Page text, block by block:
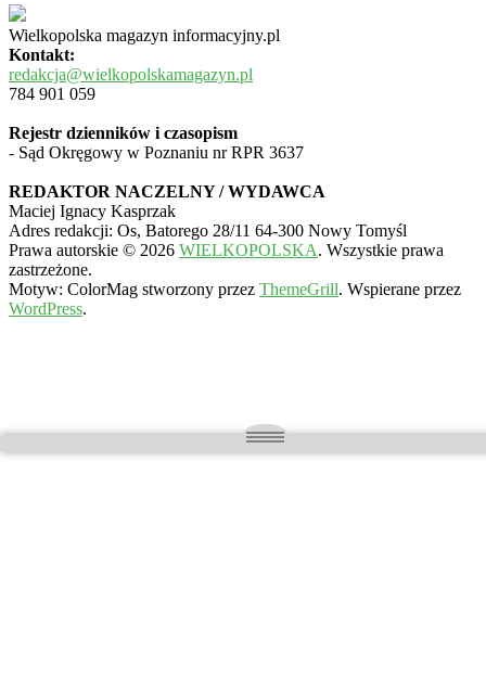
Wielkopolska magazyn informacyjny.pl
Kontakt:
redakcja@wielkopolskamagazyn.pl
784 901 059
Rejestr dzienników i czasopism
- Sąd Okręgowy w Poznaniu nr RPR 3637
REDAKTOR NACZELNY / WYDAWCA
Maciej Ignacy Kasprzak
Adres redakcji: Os, Batorego 28/11 64-300 Nowy Tomyśl
Prawa autorskie © 2026 WIELKOPOLSKA. Wszystkie prawa
zastrzeżone.
Motyw: ColorMag stworzony przez ThemeGrill. Wspierane przez
WordPress.